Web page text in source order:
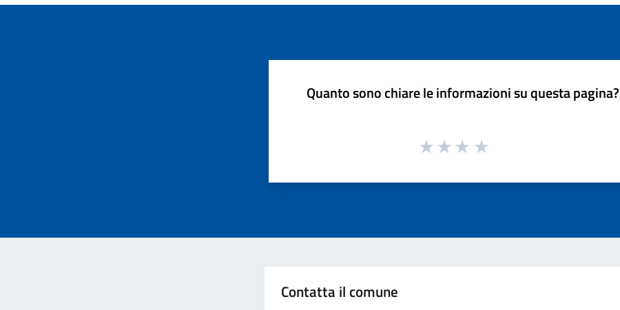
Quanto sono chiare le informazioni su questa pagina?
Contatta il comune